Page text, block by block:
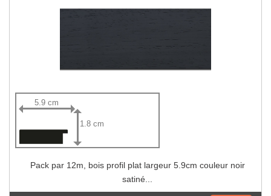
5.9 cm
1.8 cm
Pack par 12m, bois profil plat largeur 5.9cm couleur noir
satiné...